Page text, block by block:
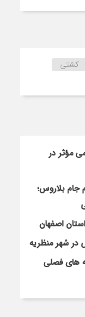
کشتی
مؤثر در
بلاروس؛
اصفهان
در شهر منظریه
های فصلی